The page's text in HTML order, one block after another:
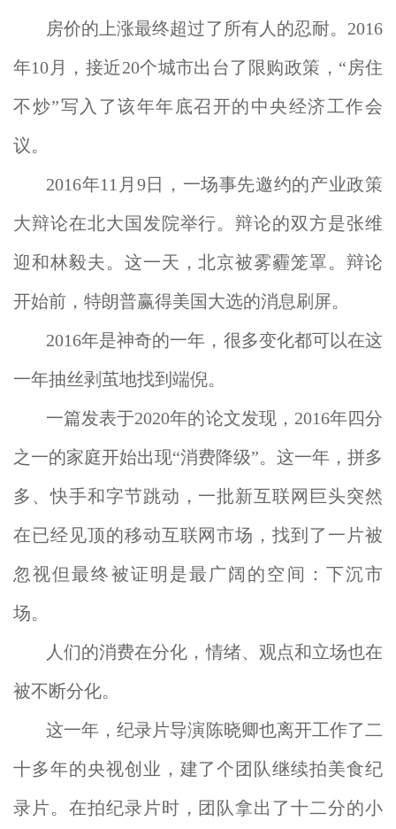
房价的上涨最终超过了所有人的忍耐。2016
年10月，接近20个城市出台了限购政策，“房住
不炒”写入了该年年底召开的中央经济工作会
议。
2016年11月9日，一场事先邀约的产业政策
大辩论在北大国发院举行。辩论的双方是张维
迎和林毅夫。这一天，北京被雾霾笼罩。辩论
开始前，特朗普赢得美国大选的消息刷屏。
2016年是神奇的一年，很多变化都可以在这
一年抽丝剥茧地找到端倪。
一篇发表于2020年的论文发现，2016年四分
之一的家庭开始出现“消费降级”。这一年，拼多
多、快手和字节跳动，一批新互联网巨头突然
在已经见顶的移动互联网市场，找到了一片被
忽视但最终被证明是最广阔的空间：下沉市
场。
人们的消费在分化，情绪、观点和立场也在
被不断分化。
这一年，纪录片导演陈晓卿也离开工作了二
十多年的央视创业，建了个团队继续拍美食纪
录片。在拍纪录片时，团队拿出了十二分的小